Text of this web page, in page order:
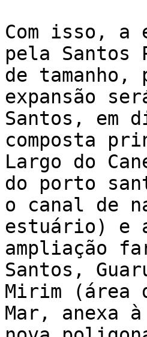
Com isso, a
pela Santos
de tamanho,
expansão
Santos, em
composta
Largo do
do porto
o canal de
estuário) e
ampliação
Santos,
Mirim (área
Mar, anexa